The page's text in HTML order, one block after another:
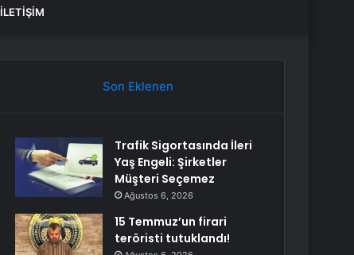
İLETIŞIM
Son Eklenen
Trafik Sigortasında İleri
Yaş Engeli: Şirketler
Müşteri Seçemez
Ağustos 6, 2026
15 Temmuz’un firari
teröristi tutuklandı!